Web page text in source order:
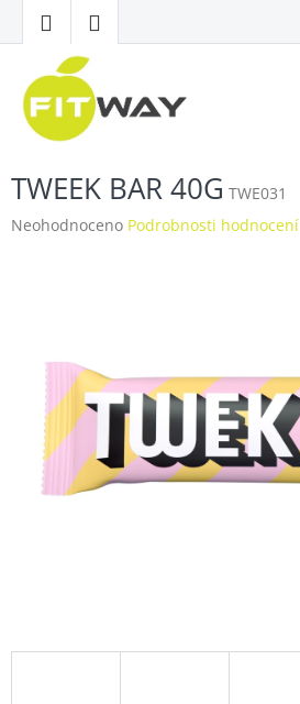
obsah
TWEEK BAR 40G TWE031
Průměrné
hvězdiček.
Neohodnoceno Podrobnosti hodnocení